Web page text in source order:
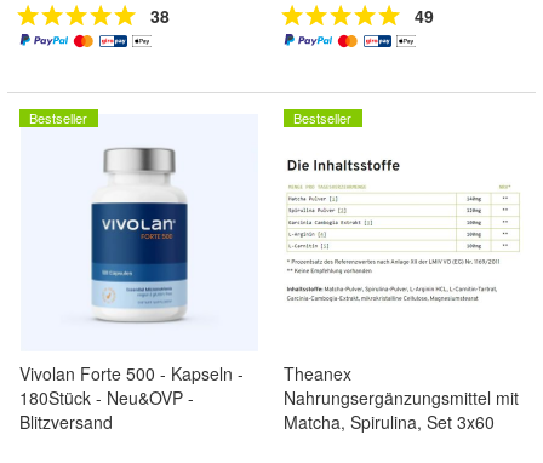
38 49
Bestseller
Vivolan Forte 500 - Kapseln -
180Stück - Neu&OVP -
Blitzversand
Bestseller
Theanex
Nahrungsergänzungsmittel mit
Matcha, Spirulina, Set 3x60